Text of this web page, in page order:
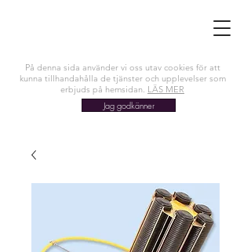
På denna sida använder vi oss utav cookies för att
kunna tillhandahålla de tjänster och upplevelser som
erbjuds på hemsidan. LÄS MER
Jag godkänner